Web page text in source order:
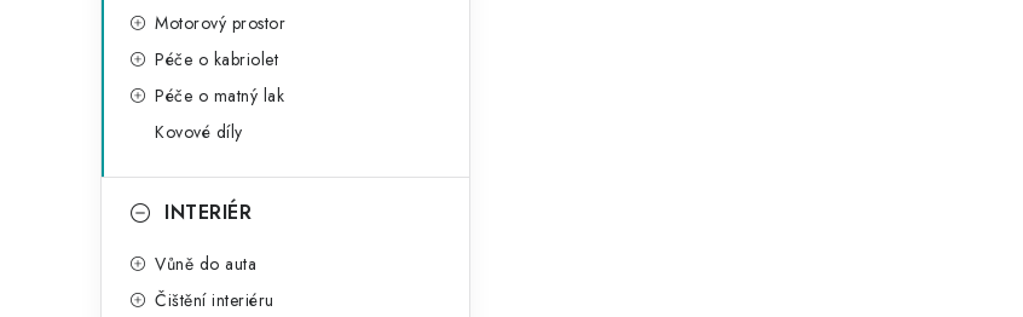
Motorový prostor
Péče o kabriolet
Péče o matný lak
Kovové díly
INTERIÉR
Vůně do auta
Čištění interiéru